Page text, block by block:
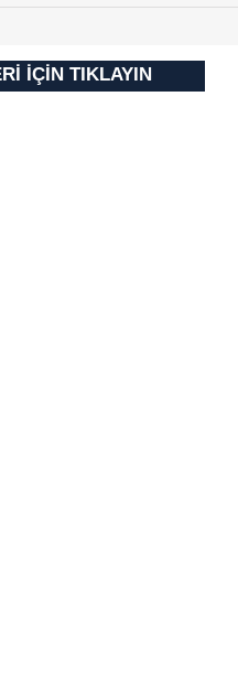
Çerez Bilgilendirme
Kanunu uyarınca
İÇİN TIKLAYIN